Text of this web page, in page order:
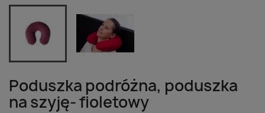
Poduszka podróżna, poduszka
na szyję- fioletowy